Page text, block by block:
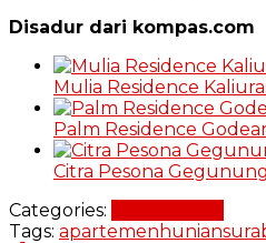
Disadur dari kompas.com
Mulia Residence
Palm Residence
Citra Pesona Gegunung
Categories:
Tags: apartemen hunian